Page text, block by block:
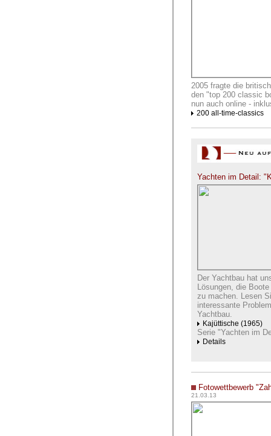
2005 fragte die
den "top 200 classic
nun auch online -
200 all-time-classics
Yachten im Detail:
Der Yachtbau hat
Lösungen, die
zu machen. Lesen
interessante
Yachtbau.
Kajüttische (1965)
Serie "Yachten im
Details
Fotowettbewerb
21.03.13